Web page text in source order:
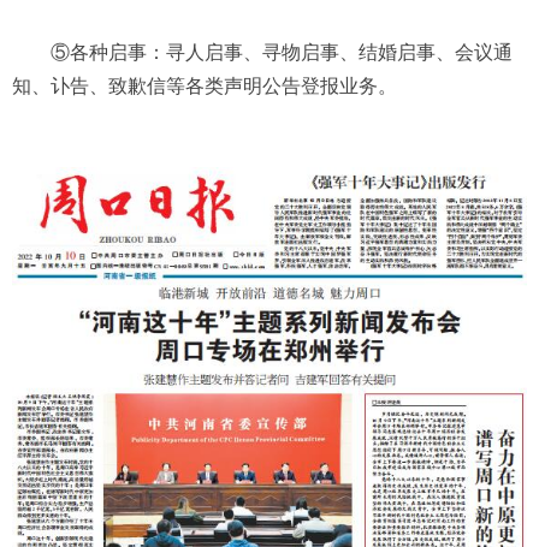
⑤各种启事：寻人启事、寻物启事、结婚启事、会议通
知、讣告、致歉信等各类声明公告登报业务。